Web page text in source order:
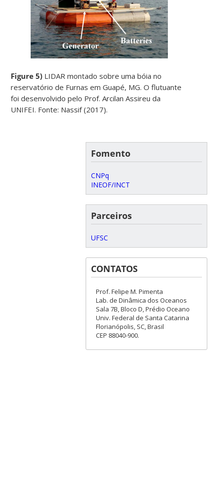
Figure 5) LIDAR montado sobre uma bóia no
reservatório de Furnas em Guapé, MG. O flutuante
foi desenvolvido pelo Prof. Arcilan Assireu da
UNIFEI. Fonte: Nassif (2017).
Fomento
CNPq
INEOF/INCT
Parceiros
UFSC
CONTATOS
Prof. Felipe M. Pimenta
Lab. de Dinâmica dos Oceanos
Sala 7B, Bloco D, Prédio Oceano
Univ. Federal de Santa Catarina
Florianópolis, SC, Brasil
CEP 88040-900.